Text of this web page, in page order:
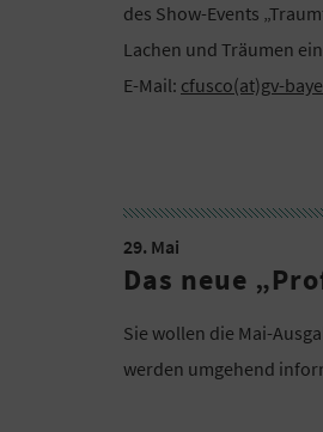
des Show-Events
Lachen und Träumen
E-Mail: cfusco(at)gv-
29. Mai
Das neue
Sie wollen die Mai-
werden umgehend